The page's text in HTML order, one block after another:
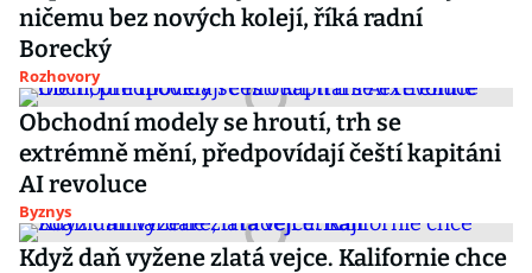
ničemu bez nových kolejí, říká radní
Borecký
Rozhovory
Obchodní modely se hroutí, trh se
extrémně mění, předpovídají čeští kapitáni
AI revoluce
Byznys
Když daň vyžene zlatá vejce. Kalifornie chce